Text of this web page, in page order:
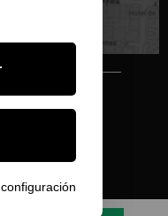
2026
IVA Incluido